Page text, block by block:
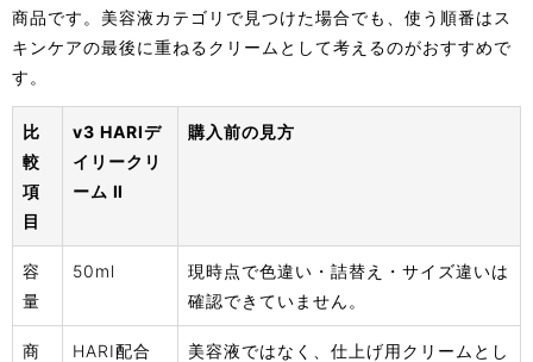
商品です。美容液カテゴリで見つけた場合でも、使う順番はス
キンケアの最後に重ねるクリームとして考えるのがおすすめで
す。
比
較
項
目
v3 HARIデ
イリークリ
ーム Ⅱ
購入前の見方
容
量
50ml
現時点で色違い・詰替え・サイズ違いは
確認できていません。
商
HARI配合
美容液ではなく、仕上げ用クリームとし